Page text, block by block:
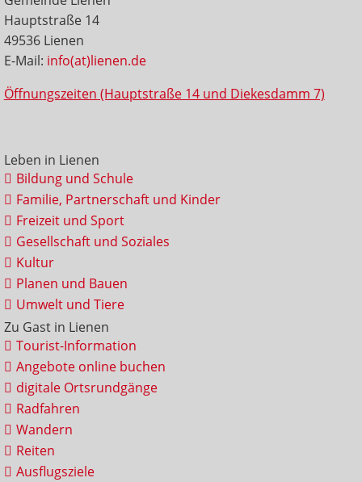
Hauptstraße 14
49536 Lienen
E-Mail: info(at)lienen.de
Öffnungszeiten (Hauptstraße 14 und Diekesdamm 7)
Leben in Lienen
Bildung und Schule
Familie, Partnerschaft und Kinder
Freizeit und Sport
Gesellschaft und Soziales
Kultur
Planen und Bauen
Umwelt und Tiere
Zu Gast in Lienen
Tourist-Information
Angebote online buchen
digitale Ortsrundgänge
Radfahren
Wandern
Reiten
Ausflugsziele